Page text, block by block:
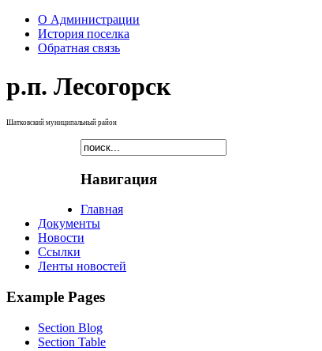
О Администрации
История поселка
Обратная связь
р.п. Лесогорск
Шатковский муниципальный район
Навигация
Главная
Документы
Новости
Ссылки
Ленты новостей
Example Pages
Section Blog
Section Table